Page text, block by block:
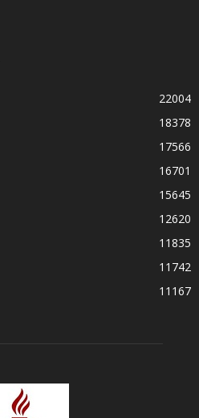
22004
18378
17566
16701
15645
12620
11835
11742
11167